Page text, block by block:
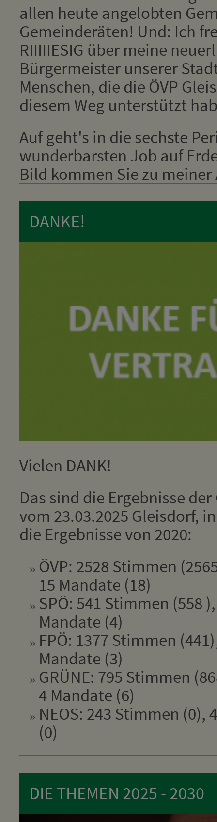
allen heute angelobten
Gemeinderäten! Und: Ich
RIIIIIESIG über meine
Bürgermeister unserer
Menschen, die die ÖVP
diesem Weg unterstützt
Auf geht's in die sechste
wunderbarsten Job auf
Bild kommen Sie zu
DANKE!
Vielen DANK!
Das sind die Ergebnisse
vom 23.03.2025 Gleisdorf,
die Ergebnisse von 2020:
ÖVP: 2528 Stimmen
15 Mandate (18)
SPÖ: 541 Stimmen (558
Mandate (4)
FPÖ: 1377 Stimmen
Mandate (3)
GRÜNE: 795 Stimmen
4 Mandate (6)
NEOS: 243 Stimmen (0),
(0)
DIE THEMEN 2025 - 2030